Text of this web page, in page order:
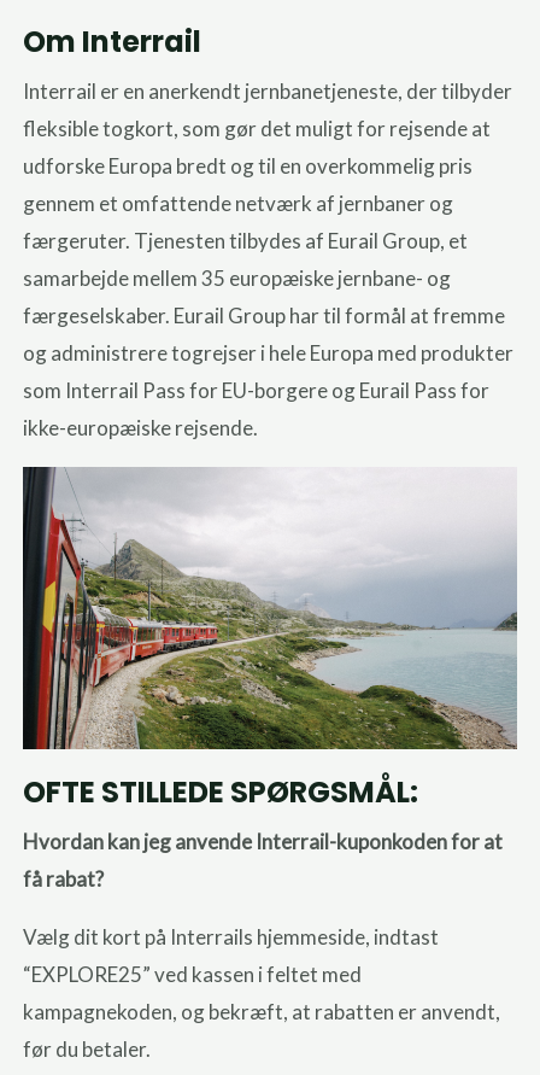
Om Interrail
Interrail er en anerkendt jernbanetjeneste, der tilbyder
fleksible togkort, som gør det muligt for rejsende at
udforske Europa bredt og til en overkommelig pris
gennem et omfattende netværk af jernbaner og
færgeruter. Tjenesten tilbydes af Eurail Group, et
samarbejde mellem 35 europæiske jernbane- og
færgeselskaber. Eurail Group har til formål at fremme
og administrere togrejser i hele Europa med produkter
som Interrail Pass for EU-borgere og Eurail Pass for
ikke-europæiske rejsende.
OFTE STILLEDE SPØRGSMÅL:
Hvordan kan jeg anvende Interrail-kuponkoden for at
få rabat?
Vælg dit kort på Interrails hjemmeside, indtast
“EXPLORE25” ved kassen i feltet med
kampagnekoden, og bekræft, at rabatten er anvendt,
før du betaler.